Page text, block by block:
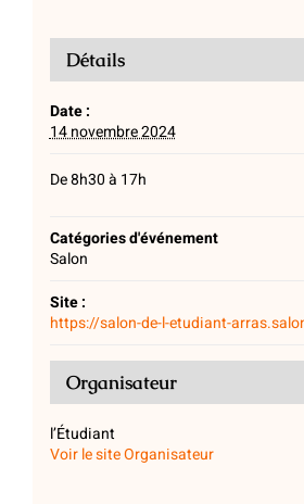
Détails
Date :
14 novembre 2024
De 8h30 à 17h
Catégories d'événement
Salon
Site :
https://salon-de-l-etudiant-
Organisateur
l’Étudiant
Voir le site Organisateur